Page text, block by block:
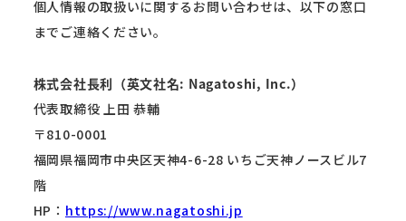
個人情報の取扱いに関するお問い合わせは、以下の窓口
までご連絡ください。
株式会社長利（英文社名: Nagatoshi, Inc.）
代表取締役 上田 恭輔
〒810-0001
福岡県福岡市中央区天神4-6-28 いちご天神ノースビル7
階
HP： https://www.nagatoshi.jp